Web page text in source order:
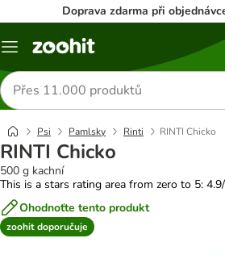
Doprava zdarma při
Menu
Hledat
produkty
Psi Pamlsky Rinti RINTI Chicko
RINTI Chicko
500 g kachní
This is a stars rating area from zero to 5:
Ohodnoťte tento produkt
zoohit doporučuje